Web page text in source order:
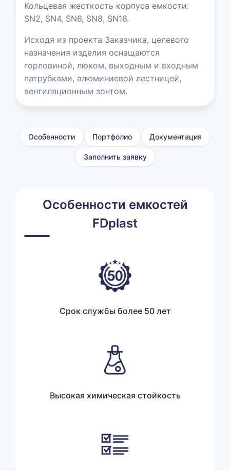
Кольцевая жесткость корпуса емкости:
SN2, SN4, SN6, SN8, SN16.
Исходя из проекта Заказчика, целевого
назначения изделия оснащаются
горловиной, люком, выходным и входным
патрубками, алюминиевой лестницей,
вентиляционным зонтом.
Особенности Портфолио Документация
Заполнить заявку
Особенности емкостей
FDplast
Срок службы более 50 лет
Высокая химическая стойкость